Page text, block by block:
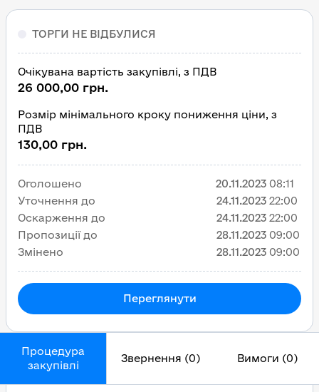
Процедура
закупівлі
Звернення (0) Вимоги (0)
ТОРГИ НЕ ВІДБУЛИСЯ
Очікувана вартість закупівлі, з ПДВ
26 000,00 грн.
Розмір мінімального кроку пониження ціни, з
ПДВ
130,00 грн.
Оголошено 20.11.2023 08:11
Уточнення до
24.11.2023 22:00
Оскарження до
24.11.2023 22:00
Пропозиції до
28.11.2023 09:00
Змінено
28.11.2023 09:00
Переглянути